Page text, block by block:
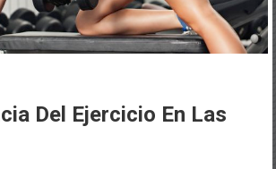
Del Ejercicio En Las